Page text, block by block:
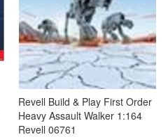
Revell Build & Play First Order
Heavy Assault Walker 1:164
Revell 06761